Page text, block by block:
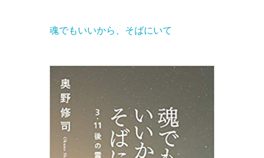
魂でもいいから、そばにいて